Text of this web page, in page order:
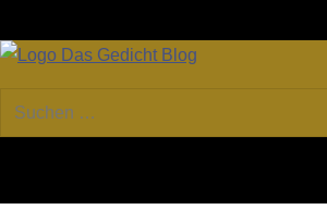
Inhalt
GEDICHT
Forum
von
Suchen
nach: